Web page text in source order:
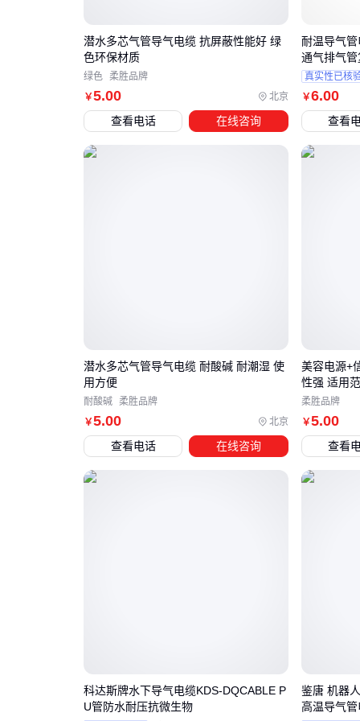
￥5.00 北京
潜水多芯气管导气电缆 抗屏蔽性能好 绿
色环保材质
绿色 柔胜品牌
查看电话 在线咨询
￥6.00
耐温导气
通气排气
真实性已核
查看
￥5.00 北京
潜水多芯气管导气电缆 耐酸碱 耐潮湿 使
用方便
耐酸碱 柔胜品牌
查看电话 在线咨询
￥5.00
美容电源+
性强 适用
柔胜品牌
查看
科达斯牌水下导气电缆KDS-DQCABLE P
U管防水耐压抗微生物
鉴唐 机器
高温导气管